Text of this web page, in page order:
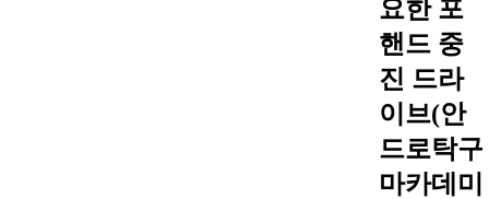
요한 포
핸드 중
진 드라
이브(안
드로탁구
마카데미